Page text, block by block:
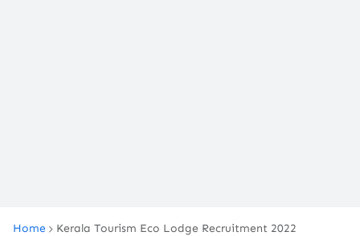
Home Kerala Tourism Eco Lodge Recruitment 2022